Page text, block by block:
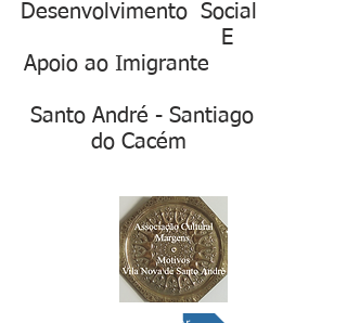
Desenvolvimento Social
E
Apoio ao Imigrante
Santo André - Santiago
do Cacém